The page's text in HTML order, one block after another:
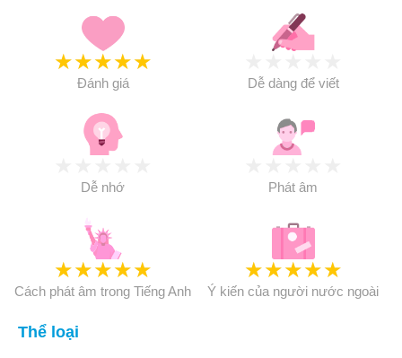
★★★★★
Đánh giá Dễ dàng để viết
Dễ nhớ Phát âm
★★★★★
Cách phát âm trong Tiếng Anh
★★★★★
Ý kiến của người nước ngoài
Thể loại